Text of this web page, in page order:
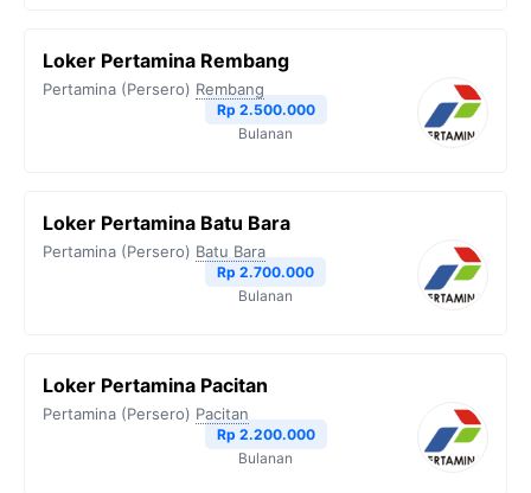
Loker Pertamina Rembang
Pertamina (Persero) Rembang
Rp 2.500.000
Bulanan
Loker Pertamina Batu Bara
Pertamina (Persero) Batu Bara
Rp 2.700.000
Bulanan
Loker Pertamina Pacitan
Pertamina (Persero) Pacitan
Rp 2.200.000
Bulanan